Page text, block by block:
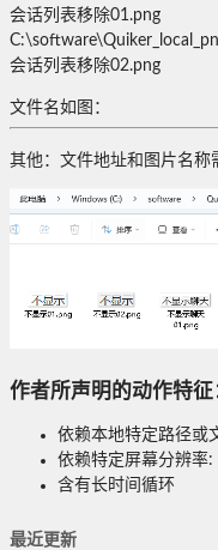
会话列表移除01.png
会话列表移除02.png
文件名如图：
其他：文件地址和图片名称
作者所声明的动作特征
依赖本地特定路径或
依赖特定屏幕分辨率:
含有长时间循环
最近更新